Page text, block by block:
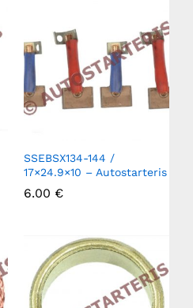
SSEBSX134-144 /
17×24.9×10 – Autostarteris
6.00 €